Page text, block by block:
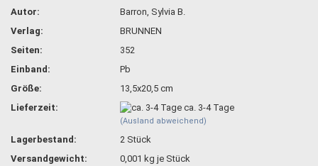
Autor:
Barron, Sylvia B.
Verlag:
BRUNNEN
Seiten:
352
Einband:
Pb
Größe:
13,5x20,5 cm
Lieferzeit:
ca. 3-4 Tage
(Ausland abweichend)
Lagerbestand: 2 Stück
Versandgewicht:
0,001 kg je Stück